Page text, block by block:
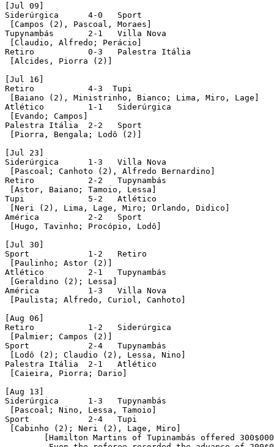
[Jul 09]
Siderúrgica	 4-0   Sport
[Campos (2), Pascoal, Moraes]
Tupynambás	 2-1   Villa Nova
[Claudio, Alfredo; Perácio]
Retiro		 0-3   Palestra Itália
[Alcides, Piorra (2)]
[Jul 16]
Retiro		 4-3  Tupi
[Baiano (2), Ministrinho, Bianco; Lima, Miro, Lage]
Atlético	 1-1   Siderúrgica
[Evando; Campos]
Palestra Itália	 2-2   Sport
[Piorra, Bengala; Lodô (2)]
[Jul 23]
Siderúrgica	 1-3   Villa Nova
[Pascoal; Canhoto (2), Alfredo Bernardino]
Retiro		 2-2   Tupynambás
[Astor, Baiano; Tamoio, Lessa]
Tupi		 5-2   Atlético
[Neri (2), Lima, Lage, Miro; Orlando, Didico]
América		 2-2   Sport
[Hugo, Tavinho; Procópio, Lodô]
[Jul 30]
Sport		 1-2   Retiro
[Paulinho; Astor (2)]
Atlético	 2-1   Tupynambás
[Geraldino (2); Lessa]
América		 1-3   Villa Nova
[Paulista; Alfredo, Curiol, Canhoto]
[Aug 06]
Retiro		 1-2   Siderúrgica
[Palmier; Campos (2)]
Sport		 2-4   Tupynambás
[Lodô (2); Claudio (2), Lessa, Nino]
Palestra Itália	 2-1   Atlético
[Caieira, Piorra; Dario]
[Aug 13]
Siderúrgica	 1-3   Tupynambás
[Pascoal; Nino, Lessa, Tamoio]
Sport		 2-4   Tupi
[Cabinho (2); Neri (2), Lage, Miro]